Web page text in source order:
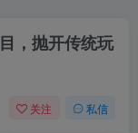
，抛开传统玩
关注 私信